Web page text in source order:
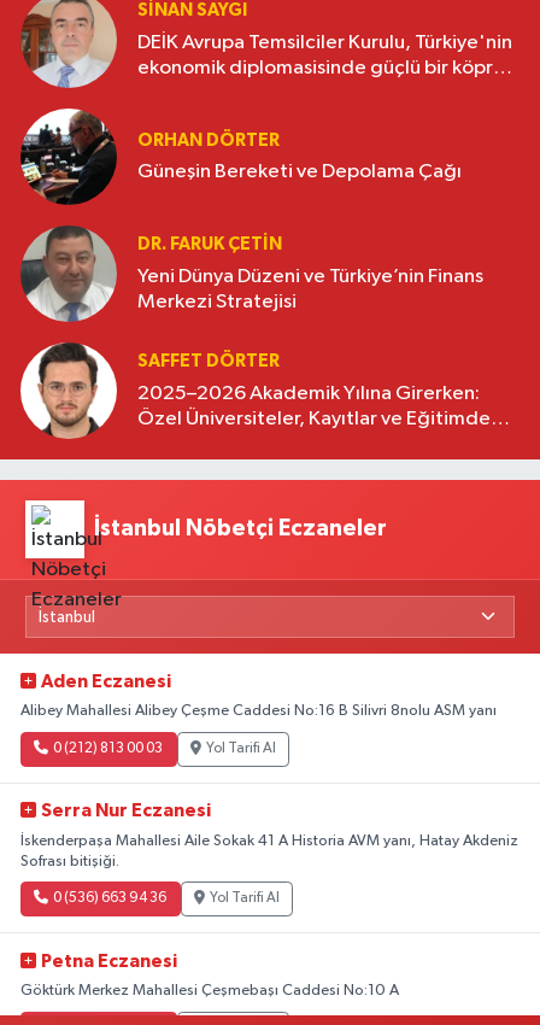
SINAN SAYGI
DEİK Avrupa Temsilciler Kurulu, Türkiye'nin
ekonomik diplomasisinde güçlü bir köprü
ORHAN DÖRTER
Güneşin Bereketi ve Depolama Çağı
DR. FARUK ÇETİN
Yeni Dünya Düzeni ve Türkiye’nin Finans
Merkezi Stratejisi
SAFFET DÖRTER
2025–2026 Akademik Yılına Girerken:
Özel Üniversiteler, Kayıtlar ve Eğitimde
İstanbul Nöbetçi Eczaneler
Aden Eczanesi
Alibey Mahallesi Alibey Çeşme Caddesi No:16 B Silivri 8nolu ASM yanı
0 (212) 813 00 03 Yol Tarifi Al
Serra Nur Eczanesi
İskenderpaşa Mahallesi Aile Sokak 41 A Historia AVM yanı, Hatay Akdeniz
Sofrası bitişiği.
0 (536) 663 94 36 Yol Tarifi Al
Petna Eczanesi
Göktürk Merkez Mahallesi Çeşmebaşı Caddesi No:10 A